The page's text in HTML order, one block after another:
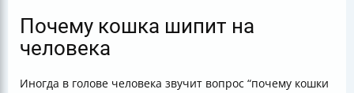
Почему кошка шипит на
человека
Иногда в голове человека звучит вопрос “почему кошки